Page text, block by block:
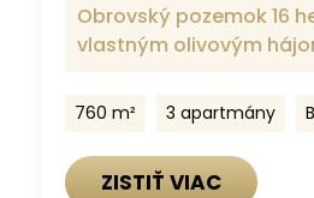
Obrovský pozemok 16
vlastným olivovým
760 m² 3 apartmány
ZISTIŤ VIAC